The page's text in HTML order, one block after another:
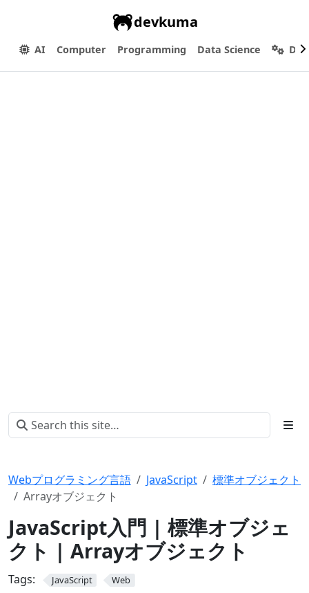
devkuma
AI Computer Programming Data Science
Webプログラミング言語 JavaScript
標準オブジェクト
Arrayオブジェクト
JavaScript入門 | 標準オブジェ
クト | Arrayオブジェクト
Tags: JavaScript Web